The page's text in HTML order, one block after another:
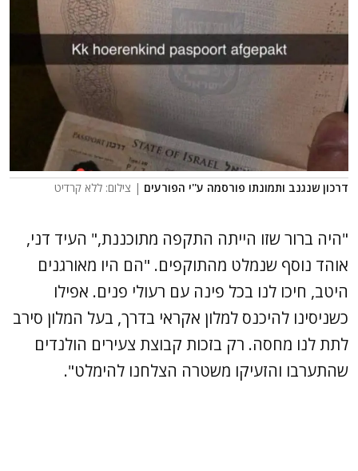
דרכון שנגנב ותמונתו פורסמה ע''י הפורעים | צילום: ללא קרדיט
"היה ברור שזו הייתה התקפה מתוכננת," העיד דני,
אוהד נוסף שנמלט מהתוקפים. "הם היו מאורגנים
היטב, חיכו לנו בכל פינה עם רעולי פנים. אפילו
כשניסינו להיכנס למלון אקראי בדרך, בעל המלון סירב
לתת לנו מחסה. רק בזכות קבוצת צעירים הולנדים
שהתערבו והזעיקו משטרה הצלחנו להימלט".